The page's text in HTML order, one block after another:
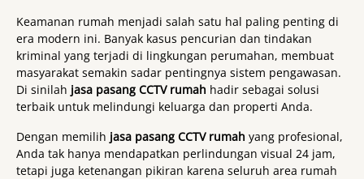
Keamanan rumah menjadi salah satu hal paling penting di
era modern ini. Banyak kasus pencurian dan tindakan
kriminal yang terjadi di lingkungan perumahan, membuat
masyarakat semakin sadar pentingnya sistem pengawasan.
Di sinilah jasa pasang CCTV rumah hadir sebagai solusi
terbaik untuk melindungi keluarga dan properti Anda.
Dengan memilih jasa pasang CCTV rumah yang profesional,
Anda tak hanya mendapatkan perlindungan visual 24 jam,
tetapi juga ketenangan pikiran karena seluruh area rumah